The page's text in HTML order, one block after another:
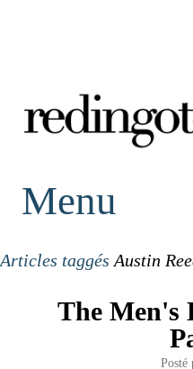
redingote.
Menu
Articles taggés Austin
The Men's
Posté